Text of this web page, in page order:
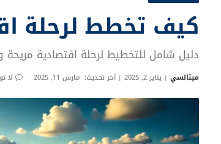
كيف تخطط لرحلة
دليل شامل للتخطيط لرحلة اقتصادية مريحة
ميتالسي يناير 2, 2025 آخر تحديث: مارس 11, 2025 لا
مشغل